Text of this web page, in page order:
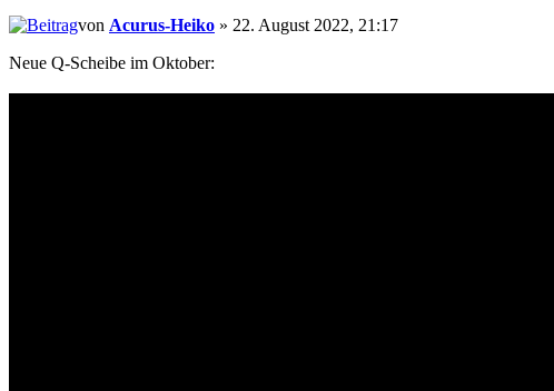
von Acurus-Heiko » 22. August 2022, 21:17
Neue Q-Scheibe im Oktober: